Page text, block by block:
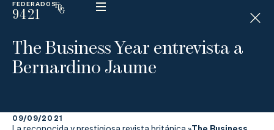
FEDERADOS
9421
ESP
N
D
I
C
The Business Year entrevista a
Bernardino Jaume
09/09/2021